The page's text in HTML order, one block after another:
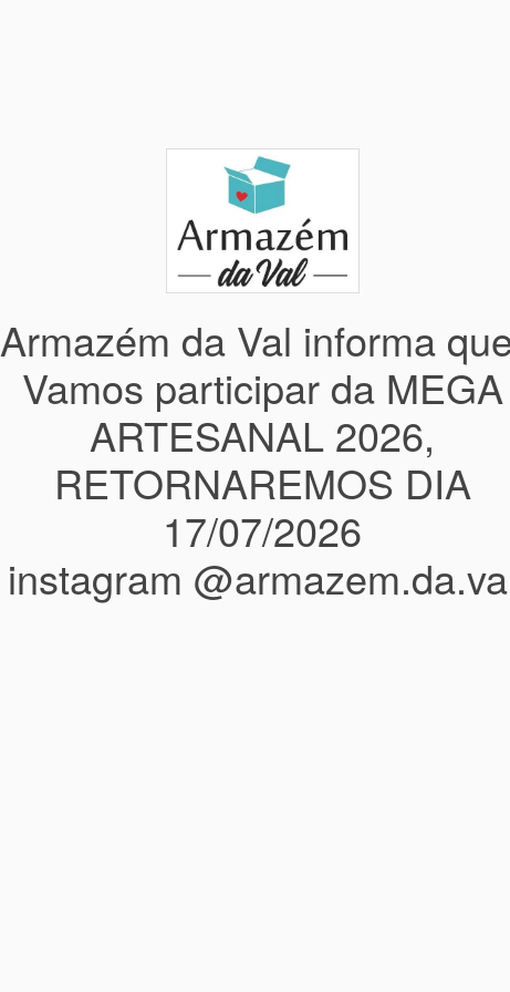
Armazém da Val informa
Vamos participar da MEGA
ARTESANAL 2026,
RETORNAREMOS DIA
17/07/2026
instagram